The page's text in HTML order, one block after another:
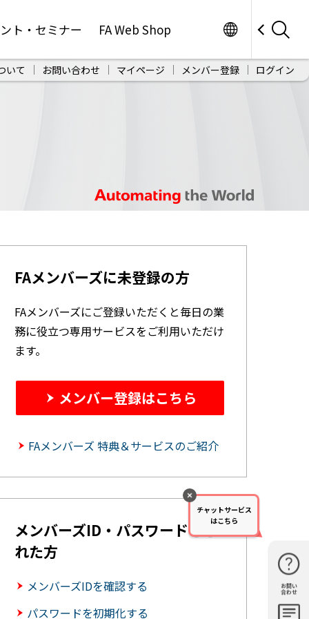
ト・セミナー FA Web Shop
いて お問い合わせ マイページ メンバー登録 ログイン
お問い
合わせ
購入・見
仕様・機
FAメンバーズに未登録の方
FAメンバーズにご登録いただくと毎日の業
務に役立つ専用サービスをご利用いただけ
ます。
メンバー登録はこちら
FAメンバーズ 特典＆サービスのご紹介
メンバーズID・パスワードを忘
れた方
メンバーズIDを確認する
パスワードを初期化する
チャットサービス
はこちら